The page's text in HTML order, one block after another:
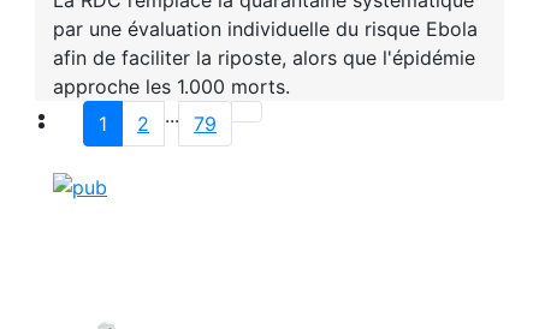
par une évaluation individuelle du risque Ebola
afin de faciliter la riposte, alors que l'épidémie
approche les 1.000 morts.
1
2 ... 79